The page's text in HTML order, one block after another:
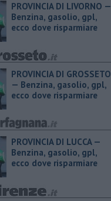
PROVINCIA DI LIVORNO — ​
Benzina, gasolio, gpl,
ecco dove risparmiare
PROVINCIA DI GROSSETO
— ​Benzina, gasolio, gpl,
ecco dove risparmiare
PROVINCIA DI LUCCA — ​
Benzina, gasolio, gpl,
ecco dove risparmiare